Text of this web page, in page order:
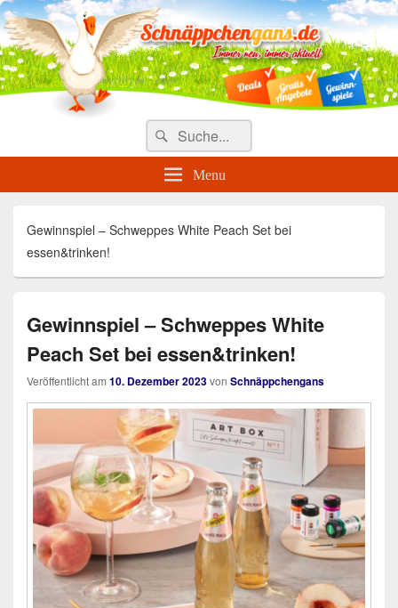
Täglich die besten Gewinnspiele
und Angebote
Search
for:
Suche
Menu
Gewinnspiel – Schweppes White Peach Set bei
essen&trinken!
Gewinnspiel – Schweppes White
Peach Set bei essen&trinken!
Veröffentlicht am 10. Dezember 2023von Schnäppchengans